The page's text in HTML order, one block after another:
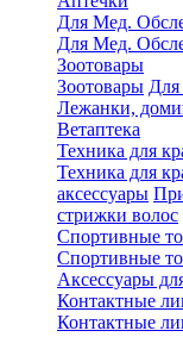
Для Мед.
Для Мед.
Зоотовары
Зоотовары Для
Лежанки,
Ветаптека
Техника для
Техника для
аксессуары
стрижки волос
Спортивные
Спортивные
Аксессуары
Контактные
Контактные